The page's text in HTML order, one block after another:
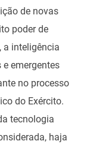
de novas
poder de
a inteligência
emergentes
no processo
do Exército.
tecnologia
haja